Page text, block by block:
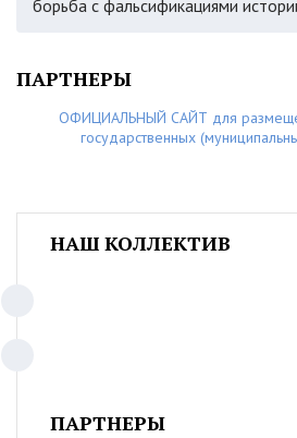
борьба с фальсификациями
ПАРТНЕРЫ
ОФИЦИАЛЬНЫЙ САЙТ для
государственных
НАШ КОЛЛЕКТИВ
ПАРТНЕРЫ